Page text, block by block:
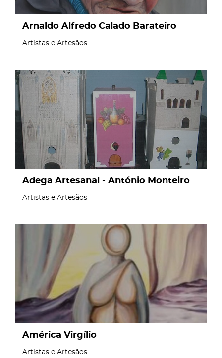
Arnaldo Alfredo Calado Barateiro
Artistas e Artesãos
page
Adega Artesanal - António Monteiro
Artistas e Artesãos
América Virgílio
Artistas e Artesãos